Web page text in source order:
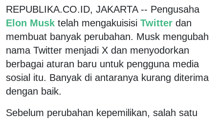
REPUBLIKA.CO.ID, JAKARTA -- Pengusaha
Elon Musk telah mengakuisisi Twitter dan
membuat banyak perubahan. Musk mengubah
nama Twitter menjadi X dan menyodorkan
berbagai aturan baru untuk pengguna media
sosial itu. Banyak di antaranya kurang diterima
dengan baik.
Sebelum perubahan kepemilikan, salah satu